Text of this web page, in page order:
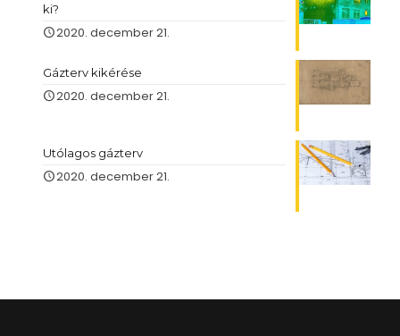
ki?
2020. december 21.
Gázterv kikérése
2020. december 21.
Utólagos gázterv
2020. december 21.